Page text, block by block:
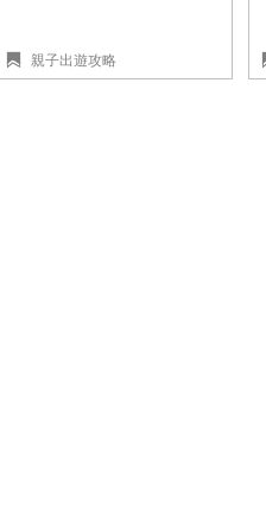
親子出遊攻略